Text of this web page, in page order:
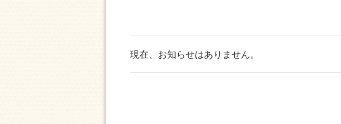
現在、お知らせはありません。